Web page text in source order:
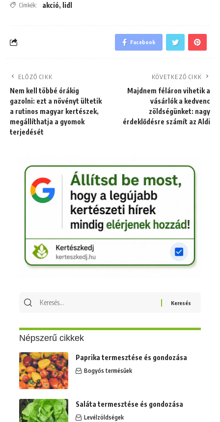
Címkék: akció, lidl
Facebook
ELŐZŐ CIKK
Nem kell többé órákig
gazolni: ezt a növényt ültetik
a rutinos magyar kertészek,
megállíthatja a gyomok
terjedését
KÖVETKEZŐ CIKK
Majdnem féláron vihetik a
vásárlók a kedvenc
zöldségünket: nagy
érdeklődésre számít az Aldi
Keresés
Népszerű cikkek
Paprika termesztése és gondozása
Bogyós termésűek
Saláta termesztése és gondozása
Levélzöldségek